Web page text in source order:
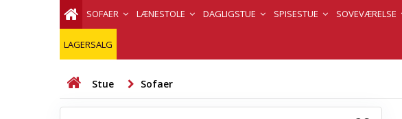
SOFAER LÆNESTOLE DAGLIGSTUE SPISESTUE SOVEVÆRELSE
LAGERSALG
Stue Sofaer